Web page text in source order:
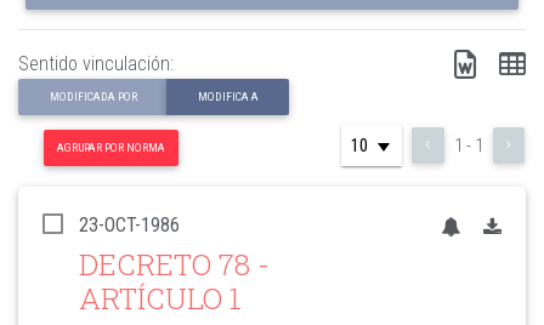
Sentido vinculación:
MODIFICADA POR MODIFICA A
AGRUPAR POR NORMA 1 - 1
23-OCT-1986
DECRETO 78 -
ARTÍCULO 1